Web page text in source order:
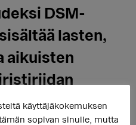
DSM-
lasten,
aikuisten
käyttäjäkokemuksen
sopivan sinulle, mutta